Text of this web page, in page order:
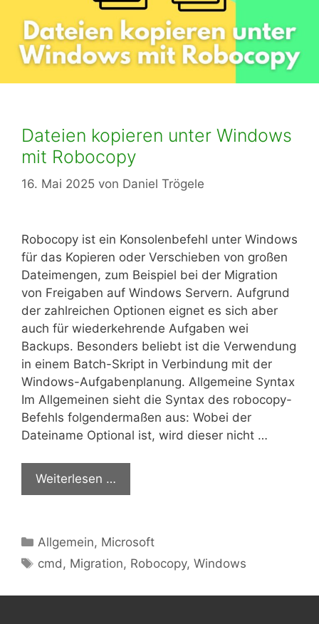
Dateien kopieren unter Windows
mit Robocopy
16. Mai 2025 von Daniel Trögele
Robocopy ist ein Konsolenbefehl unter Windows
für das Kopieren oder Verschieben von großen
Dateimengen, zum Beispiel bei der Migration
von Freigaben auf Windows Servern. Aufgrund
der zahlreichen Optionen eignet es sich aber
auch für wiederkehrende Aufgaben wei
Backups. Besonders beliebt ist die Verwendung
in einem Batch-Skript in Verbindung mit der
Windows-Aufgabenplanung. Allgemeine Syntax
Im Allgemeinen sieht die Syntax des robocopy-
Befehls folgendermaßen aus: Wobei der
Dateiname Optional ist, wird dieser nicht …
Weiterlesen …
Kategorien
Allgemein, Microsoft
Schlagwörter
cmd , Migration, Robocopy,Windows